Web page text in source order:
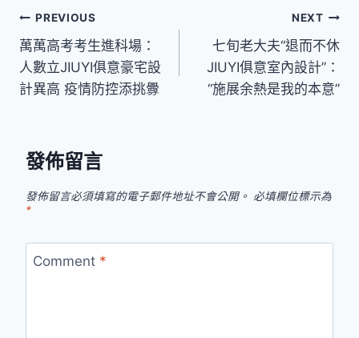
文
章
導
PREVIOUS
萬萬高考考生進科場：
人數立JIUYI俱意豪宅設
計異高 疫情防控添挑釁
NEXT
七旬老大夫“退而不休
JIUYI俱意室內設計”：
“施展余熱是我的本意”
發佈留言
發佈留言必須填寫的電子郵件地址不會公開。 必填欄位標示為
*
Comment *